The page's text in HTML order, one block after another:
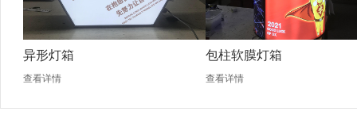
异形灯箱
查看详情
包柱软膜灯箱
查看详情